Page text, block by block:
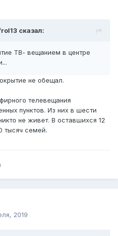
сказал:
ТВ- вещанием в центре
не обещал.
телевещания
пунктов. Из них в шести
не живет. В оставшихся 12
тысяч семей.
2019